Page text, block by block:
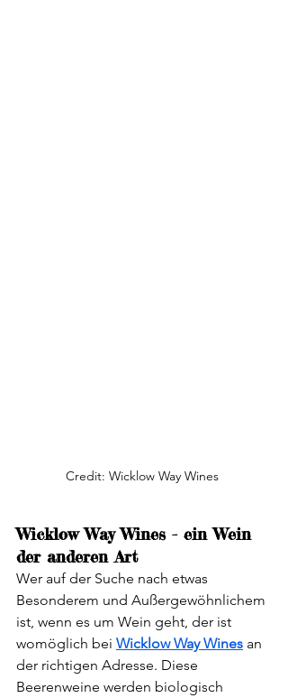
Credit: Wicklow Way Wines
Wicklow Way Wines - ein Wein
der anderen Art
Wer auf der Suche nach etwas
Besonderem und Außergewöhnlichem
ist, wenn es um Wein geht, der ist
womöglich bei Wicklow Way Wines an
der richtigen Adresse. Diese
Beerenweine werden biologisch